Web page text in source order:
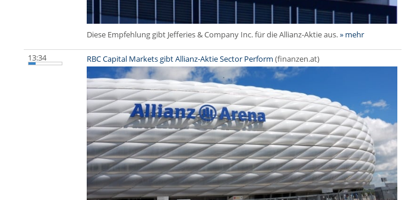
Diese Empfehlung gibt Jefferies & Company Inc. für die Allianz-Aktie aus.» mehr
13:34 RBC Capital Markets gibt Allianz-Aktie Sector Perform (finanzen.at)